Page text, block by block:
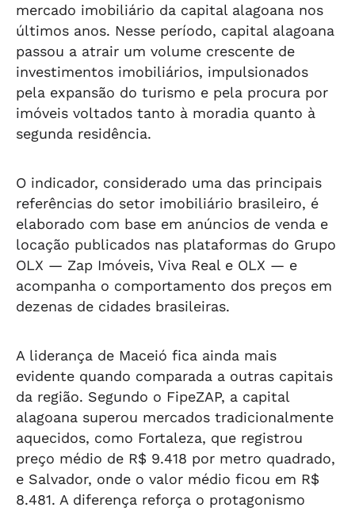
mercado imobiliário da capital alagoana nos
últimos anos. Nesse período, capital alagoana
passou a atrair um volume crescente de
investimentos imobiliários, impulsionados
pela expansão do turismo e pela procura por
imóveis voltados tanto à moradia quanto à
segunda residência.
O indicador, considerado uma das principais
referências do setor imobiliário brasileiro, é
elaborado com base em anúncios de venda e
locação publicados nas plataformas do Grupo
OLX — Zap Imóveis, Viva Real e OLX — e
acompanha o comportamento dos preços em
dezenas de cidades brasileiras.
A liderança de Maceió fica ainda mais
evidente quando comparada a outras capitais
da região. Segundo o FipeZAP, a capital
alagoana superou mercados tradicionalmente
aquecidos, como Fortaleza, que registrou
preço médio de R$ 9.418 por metro quadrado,
e Salvador, onde o valor médio ficou em R$
8.481. A diferença reforça o protagonismo